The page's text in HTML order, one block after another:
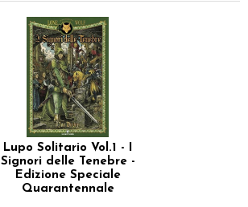
Lupo Solitario Vol.1 - I
Signori delle Tenebre -
Edizione Speciale
Quarantennale